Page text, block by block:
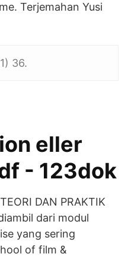
Terjemahan Yusi
36.
eller
- 123dok
DAN PRAKTIK
dari modul
yang sering
of film &